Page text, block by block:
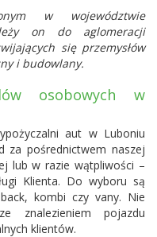
w województwie
on do aglomeracji
się przemysłów
i budowlany.
osobowych w
aut w Luboniu
za pośrednictwem naszej
lub w razie wątpliwości –
Klienta. Do wyboru są
kombi czy vany. Nie
znalezieniem pojazdu
klientów.